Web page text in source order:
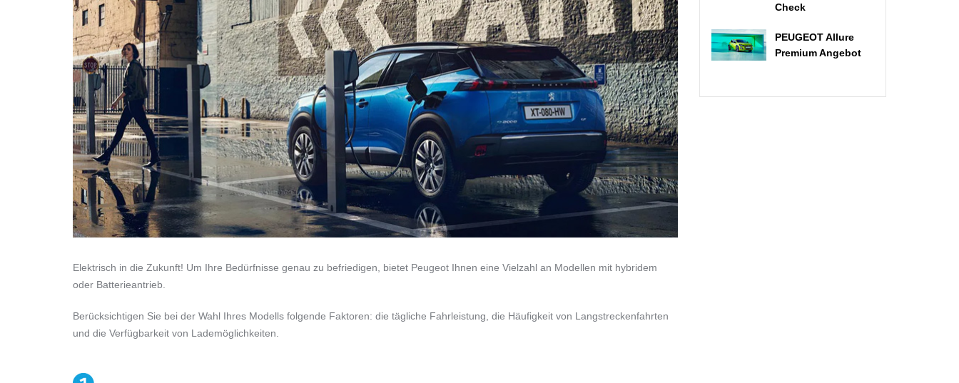
Elektrisch in die Zukunft! Um Ihre Bedürfnisse genau zu befriedigen, bietet Peugeot Ihnen eine Vielzahl an Modellen mit hybridem
oder Batterieantrieb.
Berücksichtigen Sie bei der Wahl Ihres Modells folgende Faktoren: die tägliche Fahrleistung, die Häufigkeit von Langstreckenfahrten
und die Verfügbarkeit von Lademöglichkeiten.
Check
PEUGEOT Allure
Premium Angebot